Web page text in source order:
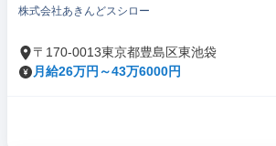
株式会社あきんどスシロー
〒170-0013東京都豊島区東池袋
月給26万円～43万6000円